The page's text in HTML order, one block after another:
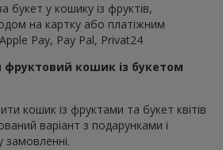
букет у кошику із фруктів,
на картку або платіжним
Pay, Pay Pal, Privat24
кошик із букетом
кошик із фруктами та букет квітів
варіант з подарунками і